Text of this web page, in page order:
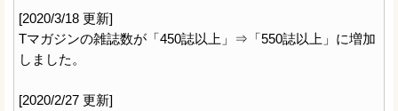
[2020/3/18 更新]
Tマガジンの雑誌数が「450誌以上」⇒「550誌以上」に増加
しました。
[2020/2/27 更新]